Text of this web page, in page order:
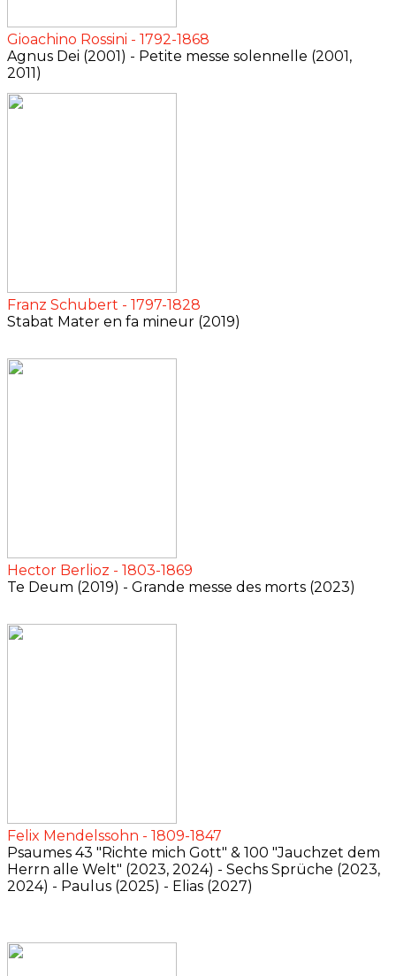
Gioachino Rossini - 1792-1868
Agnus Dei (2001) - Petite messe solennelle (2001,
2011)
Franz Schubert - 1797-1828
Stabat Mater en fa mineur (2019)
Hector Berlioz - 1803-1869
Te Deum (2019) - Grande messe des morts (2023)
Felix Mendelssohn - 1809-1847
Psaumes 43 "Richte mich Gott" & 100 "Jauchzet dem
Herrn alle Welt" (2023, 2024) - Sechs Sprüche (2023,
2024) - Paulus (2025) - Elias (2027)